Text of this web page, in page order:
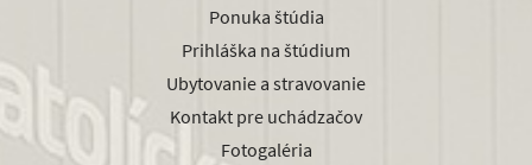
Ponuka štúdia
Prihláška na štúdium
Ubytovanie a stravovanie
Kontakt pre uchádzačov
Fotogaléria